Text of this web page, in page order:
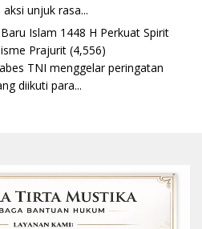
unjuk rasa...
Islam 1448 H Perkuat Spirit
Prajurit (4,556)
TNI menggelar peringatan
diikuti para...